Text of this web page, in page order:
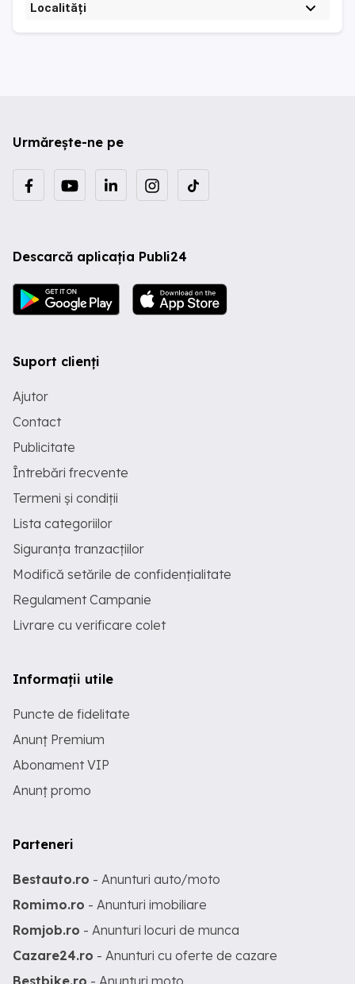
Localități
Urmărește-ne pe
Descarcă aplicația Publi24
Suport clienți
Ajutor
Contact
Publicitate
Întrebări frecvente
Termeni și condiții
Lista categoriilor
Siguranța tranzacțiilor
Modifică setările de confidențialitate
Regulament Campanie
Livrare cu verificare colet
Informații utile
Puncte de fidelitate
Anunț Premium
Abonament VIP
Anunț promo
Parteneri
Bestauto.ro - Anunturi auto/moto
Romimo.ro - Anunturi imobiliare
Romjob.ro - Anunturi locuri de munca
Cazare24.ro - Anunturi cu oferte de cazare